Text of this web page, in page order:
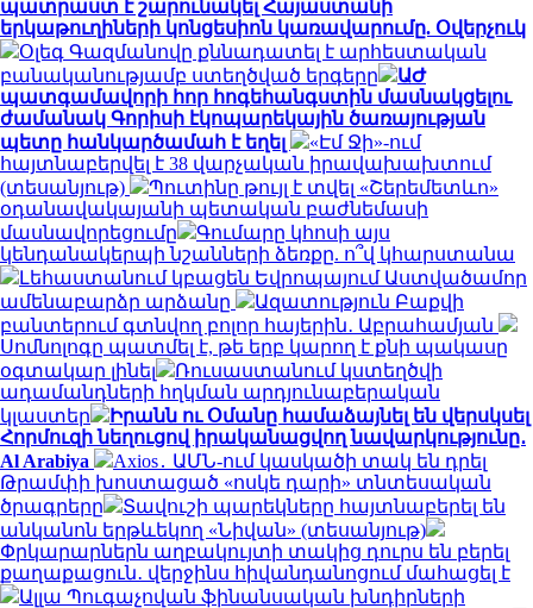
պատրաստ է շարունակել Հայաստանի
երկաթուղիների կոնցեսիոն կառավարումը. Օվերչուկ
Օլեգ Գազմանովը քննադատել է արհեստական
բանականությամբ ստեղծված երգերը
ԱԺ
պատգամավորի հոր հոգեհանգստին մասնակցելու
ժամանակ Գորիսի էկոպարեկային ծառայության
պետը հանկարծամահ է եղել
«Էմ Ջի»-ում
հայտնաբերվել է 38 վարչական իրավախախտում
(տեսանյութ)
Պուտինը թույլ է տվել «Շերեմետևո»
օդանավակայանի պետական բաժնեմասի
մասնավորեցումը
Գումարը կհոսի այս
կենդանակերպի նշանների ձեռքը. ո՞վ կհարստանա
Լեհաստանում կբացեն Եվրոպայում Աստվածամոր
ամենաբարձր արձանը
Ազատություն Բաքվի
բանտերում գտնվող բոլոր հայերին․ Աբրահամյան
Սոմնոլոգը պատմել է, թե երբ կարող է քնի պակասը
օգտակար լինել
Ռուսաստանում կստեղծվի
ադամանդների հղկման արդյունաբերական
կլաստեր
Իրանն ու Օմանը համաձայնել են վերսկսել
Հորմուզի նեղուցով իրականացվող նավարկությունը․
Al Arabiya
Axios․ ԱՄՆ-ում կասկածի տակ են դրել
Թրամփի խոստացած «ոսկե դարի» տնտեսական
ծրագրերը
Տավուշի պարեկները հայտնաբերել են
անկանոն երթևեկող «Նիվան» (տեսանյութ)
Փրկարարներն աղբակույտի տակից դուրս են բերել
քաղաքացուն․ վերջինս հիվանդանոցում մահացել է
Ալլա Պուգաչովան ֆինանսական խնդիրների